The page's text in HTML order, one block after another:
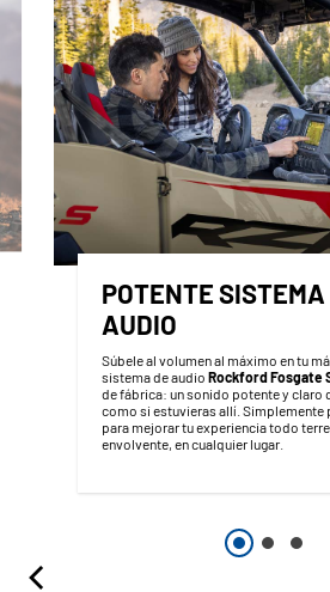
POTENTE SISTEMA
AUDIO
Súbele al volumen al máximo en tu
sistema de audio Rockford Fosgate
de fábrica: un sonido potente y claro
como si estuvieras allí. Simplemente
para mejorar tu experiencia todo
envolvente, en cualquier lugar.